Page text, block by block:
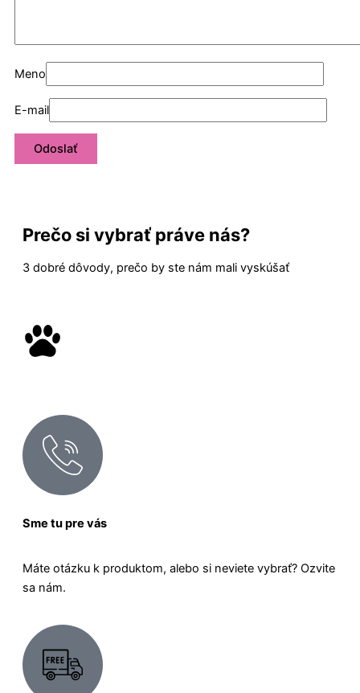
Meno
E-mail
Prečo si vybrať práve nás?
3 dobré dôvody, prečo by ste nám mali vyskúšať
Sme tu pre vás
Máte otázku k produktom, alebo si neviete vybrať? Ozvite
sa nám.